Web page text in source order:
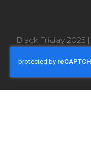
Black Friday 2025 |